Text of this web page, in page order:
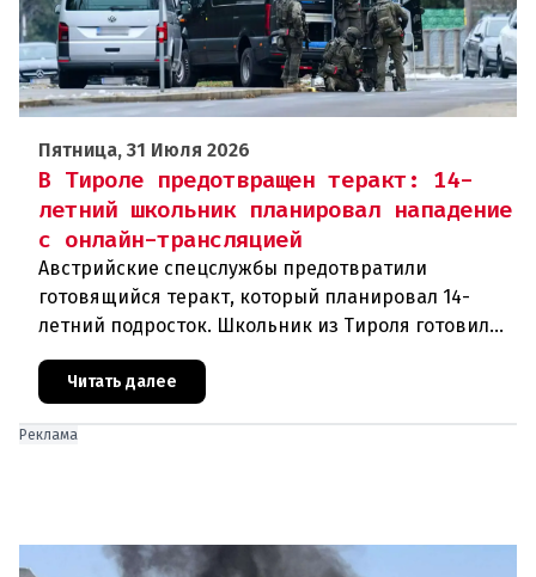
Пятница, 31 Июля 2026
В Тироле предотвращен теракт: 14-
летний школьник планировал нападение
с онлайн-трансляцией
Австрийские спецслужбы предотвратили
готовящийся теракт, который планировал 14-
летний подросток. Школьник из Тироля готовил
нападение на религиозные учреждения и
намеревался транслировать свои действи
Читать далее
Реклама